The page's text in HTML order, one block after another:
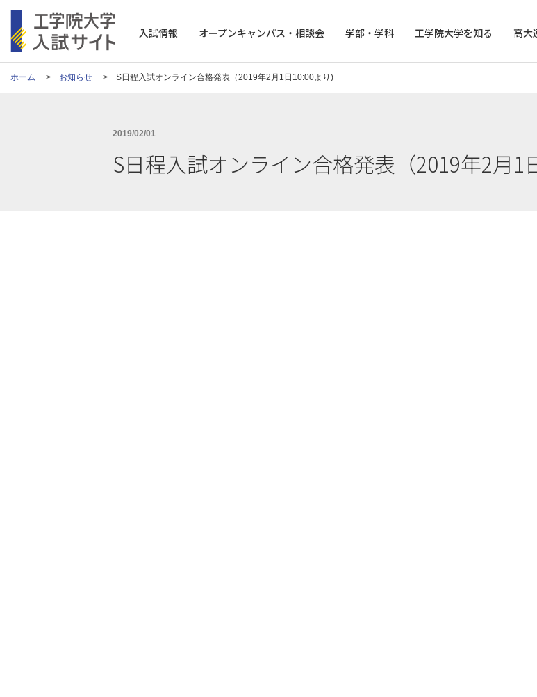
入試情報 オープンキャンパス・相談会 学部・学科 工学院大学を知る 高大
ホーム お知らせ S日程入試オンライン合格発表（2019年2月1日10:00より)
2019/02/01
S日程入試オンライン合格発表（2019年2月1